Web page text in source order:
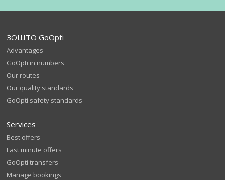
ЗОШТО GoOpti
Advantages
GoOpti in numbers
Our routes
Our quality standards
GoOpti safety standards
Services
Best offers
Last minute offers
GoOpti transfers
Manage bookings